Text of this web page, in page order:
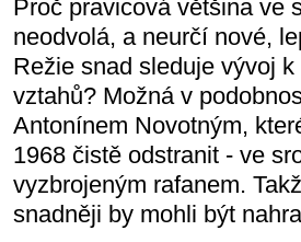
Proč pravicová většina ve
neodvolá, a neurčí nové,
Režie snad sleduje vývoj
vztahů? Možná v
Antonínem Novotným,
1968 čistě odstranit - ve
vyzbrojeným rafanem.
snadněji by mohli být